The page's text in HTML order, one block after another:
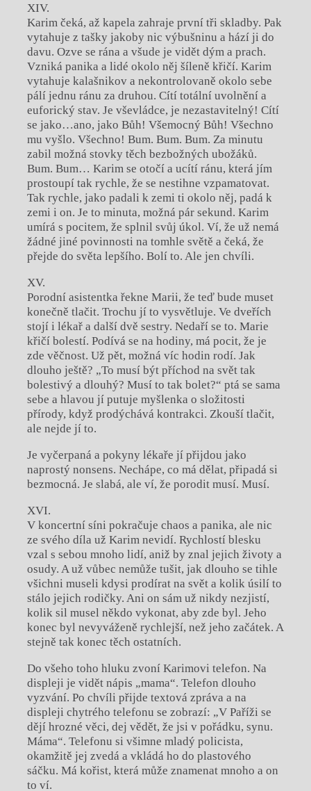
XIV.
Karim čeká, až kapela zahraje první tři skladby. Pak
vytahuje z tašky jakoby nic výbušninu a hází ji do
davu. Ozve se rána a všude je vidět dým a prach.
Vzniká panika a lidé okolo něj šíleně křičí. Karim
vytahuje kalašnikov a nekontrolovaně okolo sebe
pálí jednu ránu za druhou. Cítí totální uvolnění a
euforický stav. Je vševládce, je nezastavitelný! Cítí
se jako…ano, jako Bůh! Všemocný Bůh! Všechno
mu vyšlo. Všechno! Bum. Bum. Bum. Za minutu
zabil možná stovky těch bezbožných ubožáků.
Bum. Bum… Karim se otočí a ucítí ránu, která jím
prostoupí tak rychle, že se nestihne vzpamatovat.
Tak rychle, jako padali k zemi ti okolo něj, padá k
zemi i on. Je to minuta, možná pár sekund. Karim
umírá s pocitem, že splnil svůj úkol. Ví, že už nemá
žádné jiné povinnosti na tomhle světě a čeká, že
přejde do světa lepšího. Bolí to. Ale jen chvíli.
XV.
Porodní asistentka řekne Marii, že teď bude muset
konečně tlačit. Trochu jí to vysvětluje. Ve dveřích
stojí i lékař a další dvě sestry. Nedaří se to. Marie
křičí bolestí. Podívá se na hodiny, má pocit, že je
zde věčnost. Už pět, možná víc hodin rodí. Jak
dlouho ještě? „To musí být příchod na svět tak
bolestivý a dlouhý? Musí to tak bolet?“ ptá se sama
sebe a hlavou jí putuje myšlenka o složitosti
přírody, když prodýchává kontrakci. Zkouší tlačit,
ale nejde jí to.
Je vyčerpaná a pokyny lékaře jí přijdou jako
naprostý nonsens. Nechápe, co má dělat, připadá si
bezmocná. Je slabá, ale ví, že porodit musí. Musí.
XVI.
V koncertní síni pokračuje chaos a panika, ale nic
ze svého díla už Karim nevidí. Rychlostí blesku
vzal s sebou mnoho lidí, aniž by znal jejich životy a
osudy. A už vůbec nemůže tušit, jak dlouho se tihle
všichni museli kdysi prodírat na svět a kolik úsilí to
stálo jejich rodičky. Ani on sám už nikdy nezjistí,
kolik sil musel někdo vykonat, aby zde byl. Jeho
konec byl nevyváženě rychlejší, než jeho začátek. A
stejně tak konec těch ostatních.
Do všeho toho hluku zvoní Karimovi telefon. Na
displeji je vidět nápis „mama“. Telefon dlouho
vyzvání. Po chvíli přijde textová zpráva a na
displeji chytrého telefonu se zobrazí: „V Paříži se
dějí hrozné věci, dej vědět, že jsi v pořádku, synu.
Máma“. Telefonu si všimne mladý policista,
okamžitě jej zvedá a vkládá ho do plastového
sáčku. Má kořist, která může znamenat mnoho a on
to ví.